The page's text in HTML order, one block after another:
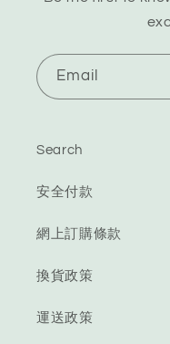
Email
Search
安全付款
網上訂購條款
換貨政策
運送政策